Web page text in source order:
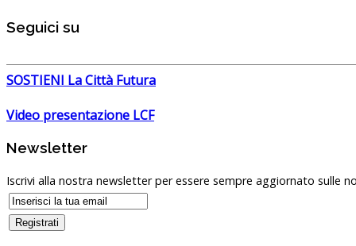
Seguici su
SOSTIENI La Città Futura
Video presentazione LCF
Newsletter
Iscrivi alla nostra newsletter per essere sempre aggiornato sulle